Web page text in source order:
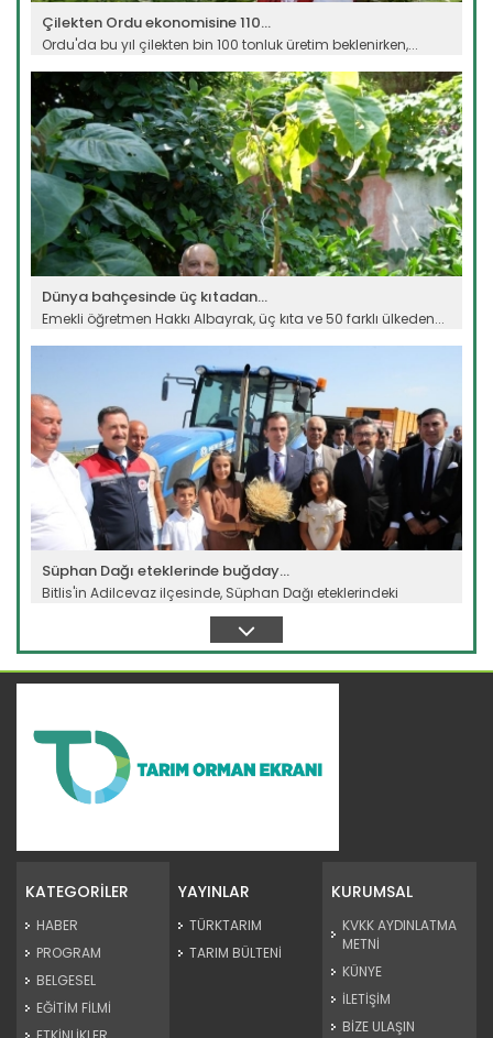
Çilekten Ordu ekonomisine 110...
Ordu'da bu yıl çilekten bin 100 tonluk üretim beklenirken,...
Devamını Oku ->
Dünya bahçesinde üç kıtadan...
Emekli öğretmen Hakkı Albayrak, üç kıta ve 50 farklı ülkeden...
Devamını Oku ->
Süphan Dağı eteklerinde buğday...
Bitlis'in Adilcevaz ilçesinde, Süphan Dağı eteklerindeki
ve...
KATEGORİLER
HABER
PROGRAM
BELGESEL
EĞİTİM FİLMİ
YAYINLAR
TÜRKTARIM
TARIM BÜLTENİ
KURUMSAL
KVKK AYDINLATMA
METNİ
KÜNYE
İLETİŞİM
BİZE ULAŞIN